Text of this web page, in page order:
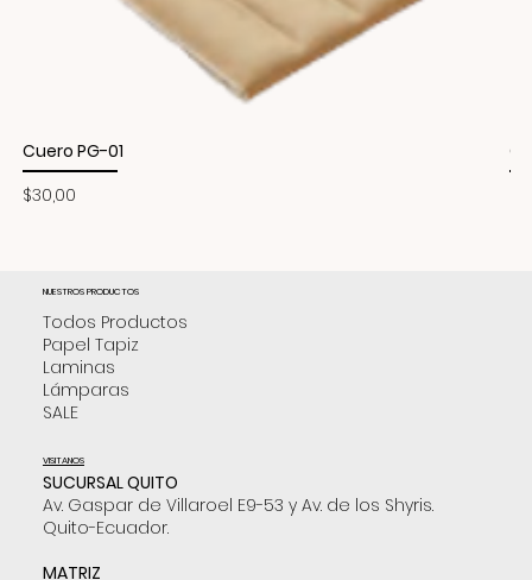
Cuero PG-01
Precio
$30,00
NUESTROS PRODUCTOS
Todos Productos
Papel Tapiz
Laminas
Lámparas
SALE
VISITANOS
SUCURSAL QUITO
Av. Gaspar de Villaroel E9-53 y Av. de los Shyris.
Quito-Ecuador.
MATRIZ